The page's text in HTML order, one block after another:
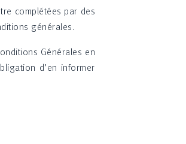
complétées par des
générales.
Générales en
d’en informer